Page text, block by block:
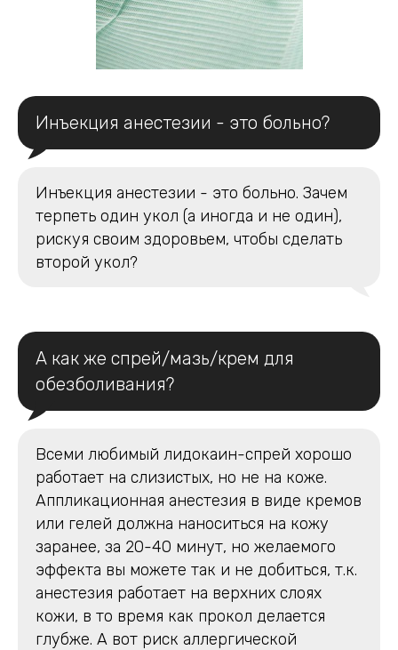
Инъекция анестезии - это больно?
Инъекция анестезии - это больно. Зачем
терпеть один укол (а иногда и не один),
рискуя своим здоровьем, чтобы сделать
второй укол?
А как же спрей/мазь/крем для
обезболивания?
Всеми любимый лидокаин-спрей хорошо
работает на слизистых, но не на коже.
Аппликационная анестезия в виде кремов
или гелей должна наноситься на кожу
заранее, за 20-40 минут, но желаемого
эффекта вы можете так и не добиться, т.к.
анестезия работает на верхних слоях
кожи, в то время как прокол делается
глубже. А вот риск аллергической